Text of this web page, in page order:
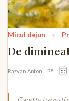
Micul dejun
De
Razvan Anton pe